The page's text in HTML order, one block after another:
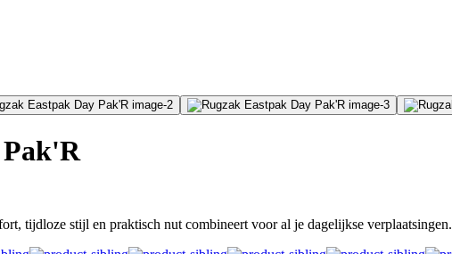
tijdloze stijl en praktisch nut combineert voor al je dagelijkse verplaatsingen.